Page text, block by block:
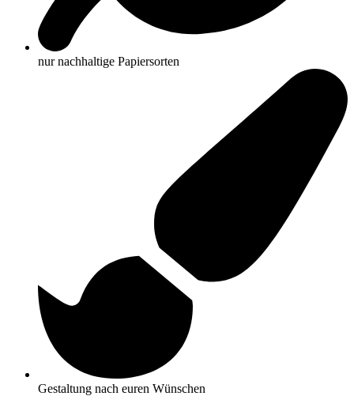
nur nachhaltige Papiersorten
Gestaltung nach euren Wünschen